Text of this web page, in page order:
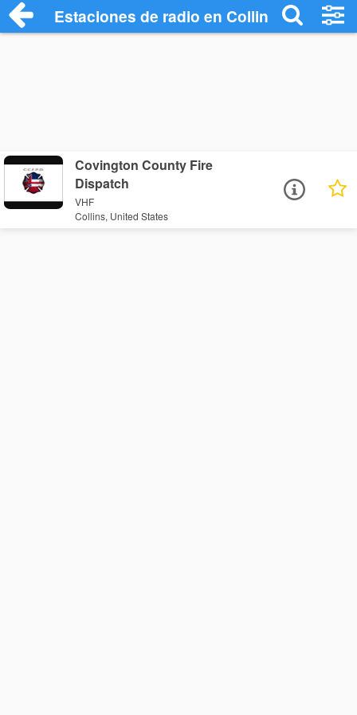
Estaciones de radio en Collins -
Covington County Fire
Dispatch
VHF
Collins, United States